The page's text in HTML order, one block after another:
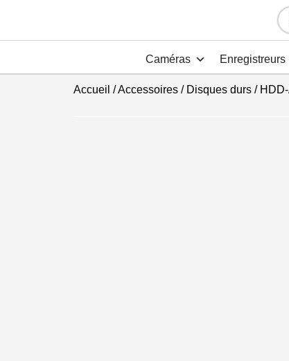
de
Caméras Enregistreurs
Accueil /Accessoires/ Disques durs/